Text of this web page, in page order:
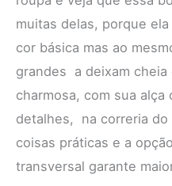
muitas delas, porque
cor básica mas ao
grandes a deixam cheia
charmosa, com sua alça
detalhes, na correria
coisas práticas e a
transversal garante